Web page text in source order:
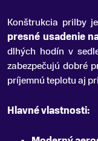
Konštrukcia prilby
presné usadenie
dlhých hodín v
zabezpečujú dobré
príjemnú teplotu aj
Hlavné vlastnosti: